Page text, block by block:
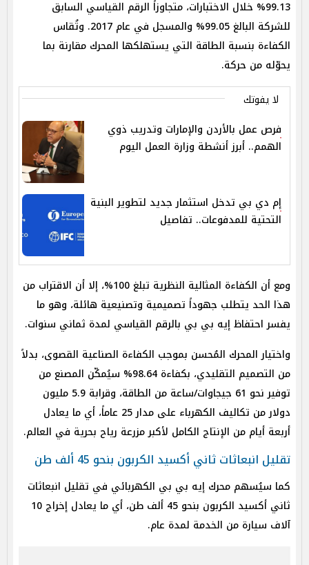
99.13% خلال الاختبارات، متجاوزاً الرقم القياسي السابق
للشركة البالغ 99.05% والمسجل في عام 2017. وتُقاس
الكفاءة بنسبة الطاقة التي يستهلكها المحرك مقارنة بما
يحوّله من حركة.
لا يفوتك
فرص عمل بالأردن والإمارات وتدريب ذوي
الهمم.. أبرز أنشطة وزارة العمل اليوم
إم دي بي تدخل استثمار جديد لتطوير البنية
التحتية للمدفوعات.. تفاصيل
ومع أن الكفاءة المثالية النظرية تبلغ 100%، إلا أن الاقتراب من
هذا الحد يتطلب جهوداً تصميمية وتصنيعية هائلة، وهو ما
يفسر احتفاظ إيه بي بي بالرقم القياسي لمدة ثماني سنوات.
واختيار المحرك المُحسن بموجب الكفاءة الصناعية القصوى، بدلاً
من التصميم التقليدي، بكفاءة 98.64% سيُمكّن المصنع من
توفير نحو 61 جيجاوات/ساعة من الطاقة، وقرابة 5.9 مليون
دولار من تكاليف الكهرباء على مدار 25 عاماً، أي ما يعادل
أربعة أيام من الإنتاج الكامل لأكبر مزرعة رياح بحرية في العالم.
تقليل انبعاثات ثاني أكسيد الكربون بنحو 45 ألف طن
كما سيُسهم محرك إيه بي بي الكهربائي في تقليل انبعاثات
ثاني أكسيد الكربون بنحو 45 ألف طن، أي ما يعادل إخراج 10
آلاف سيارة من الخدمة لمدة عام.